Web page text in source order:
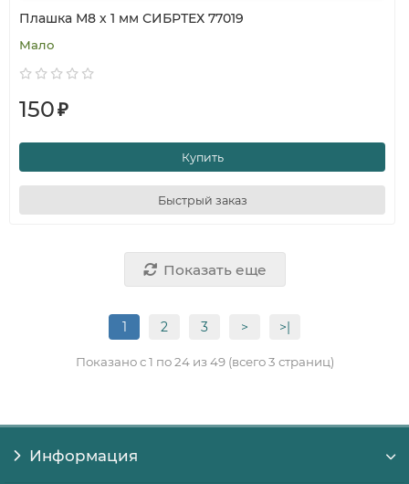
Плашка М8 х 1 мм СИБРТЕХ 77019
Мало
150₽
Купить
Быстрый заказ
Показать еще
1 2 3 > >|
Показано с 1 по 24 из 49 (всего 3 страниц)
Информация